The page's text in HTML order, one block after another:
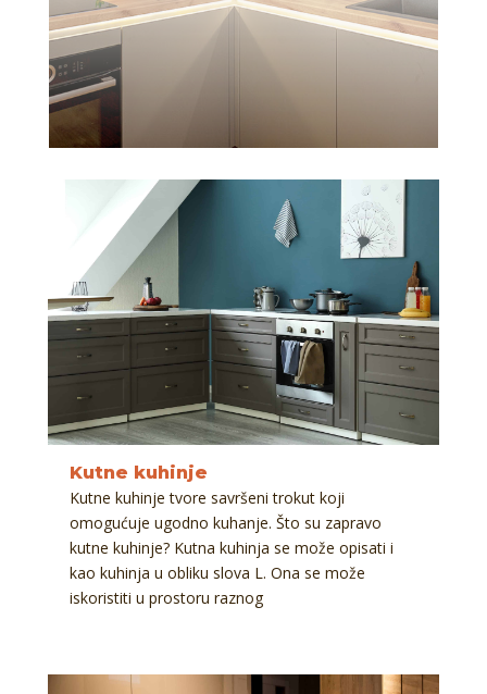
Kutne kuhinje
Kutne kuhinje tvore savršeni trokut koji
omogućuje ugodno kuhanje. Što su zapravo
kutne kuhinje? Kutna kuhinja se može opisati i
kao kuhinja u obliku slova L. Ona se može
iskoristiti u prostoru raznog